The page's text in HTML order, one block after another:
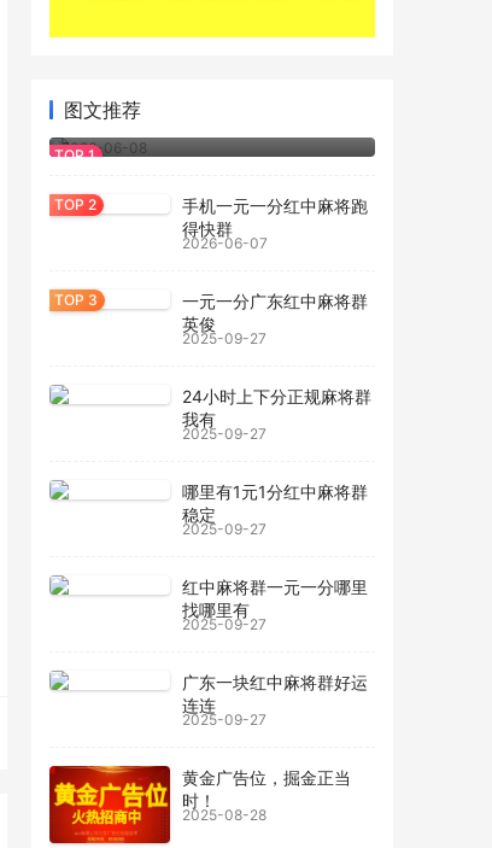
图文推荐
2026玩家经验：一元一分红中麻将怎么
玩.bilibili
2026-06-08
手机一元一分红中麻将跑
得快群
2026-06-07
一元一分广东红中麻将群
英俊
2025-09-27
24小时上下分正规麻将群
我有
2025-09-27
哪里有1元1分红中麻将群
稳定
2025-09-27
红中麻将群一元一分哪里
找哪里有
2025-09-27
广东一块红中麻将群好运
连连
2025-09-27
黄金广告位，掘金正当
时！
2025-08-28